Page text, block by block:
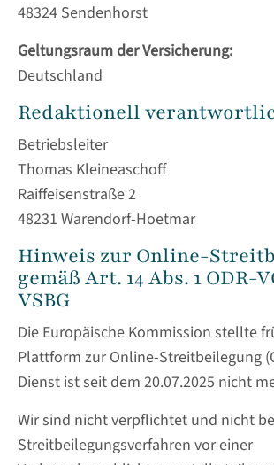
info@yourdomain.com
About us
Lorem ipsum dolor sit amet,
adipiscing elit.
Aenean commodo ligula eget dolor.
massa. Cum sociis natoque penatibus
dis parturient montes, nascetur
Donec quam felis, ultricies nec.
48324 Sendenhorst
Geltungsraum der Versicherung:
Deutschland
Redaktionell
Betriebsleiter
Thomas Kleineaschoff
Raiffeisenstraße 2
48231 Warendorf-Hoetmar
Hinweis zur Online-
gemäß Art. 14 Abs. 1 ODR-
VSBG
Die Europäische Kommission stellte
Plattform zur Online-Streitbeilegung
Dienst ist seit dem 20.07.2025 nicht
Wir sind nicht verpflichtet und nicht
Streitbeilegungsverfahren vor einer